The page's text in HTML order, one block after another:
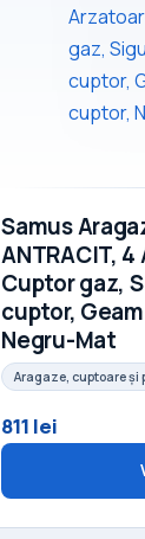
Samus
ANTRACIT,
Cuptor gaz,
cuptor,
Negru-Mat
Aragaze, cuptoare și
811 lei